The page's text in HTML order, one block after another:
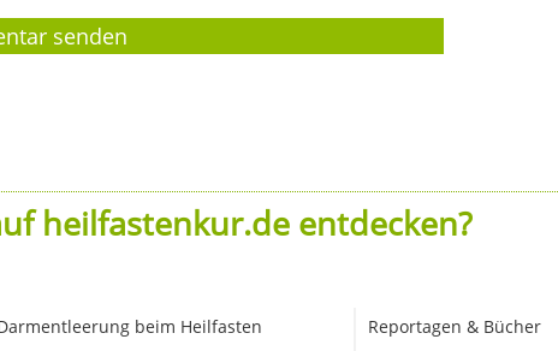
heilfastenkur.de entdecken?
beim Heilfasten
Reportagen & Bücher